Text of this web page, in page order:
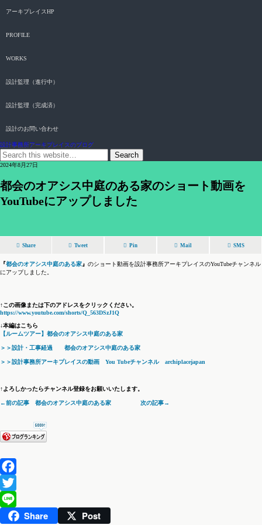
アーキプレイスHP
PROFILE
WORKS
設計監理（進行中）
設計監理（完成済）
設計のお問い合わせ
設計事務所アーキプレイスのブログ
2024年8月27日
都会のオアシス中庭のある家のショート動画を
YouTubeにアップしました
Share Tweet Pin Mail SMS
『都会のオアシス中庭のある家』 のショート動画を設計事務所アーキプレイスのYouTubeチャンネル
にアップしました。
↑この画像または下のアドレスをクリックください。
https://www.youtube.com/shorts/Q_563DSzJ1Q
↓本編はこちら
【ルームツアー】都会のオアシス中庭のある家
＞＞設計・工事経過 都会のオアシス中庭のある家
＞＞設計事務所アーキプレイスの動画 You Tubeチャンネル archiplacejapan
↑よろしかったらチャンネル登録をお願いいたします。
←前の記事 都会のオアシス中庭のある家 次の記事→
Facebook
Twitter
Line Share Post